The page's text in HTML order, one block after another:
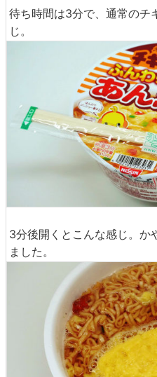
待ち時間は3分で、通常のチ
じ。
3分後開くとこんな感じ。か
ました。